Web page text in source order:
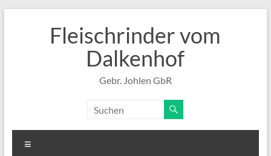
Fleischrinder vom
Dalkenhof
Gebr. Johlen GbR